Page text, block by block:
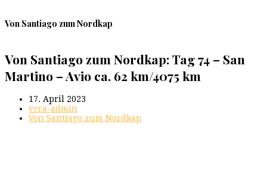
Von Santiago zum Nordkap
Von Santiago zum Nordkap: Tag 74 – San
Martino – Avio ca. 62 km/4075 km
17. April 2023
vera-admin
Von Santiago zum Nordkap